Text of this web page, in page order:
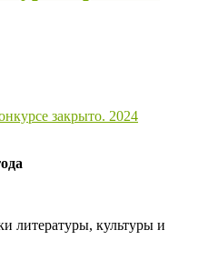
закрыто. 2024
литературы, культуры и